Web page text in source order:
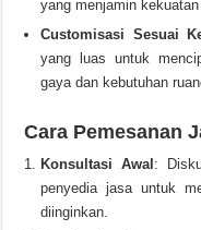
yang menjamin
Customisasi Sesuai
yang luas untuk
gaya dan kebutuhan
Cara Pemesanan
Konsultasi Awal :
penyedia jasa untuk
diinginkan.